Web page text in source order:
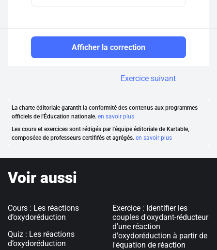
Afficher la correction
Exercice suivant
La charte éditoriale garantit la conformité des contenus aux programmes
officiels de l'Éducation nationale. en savoir plus
Les cours et exercices sont rédigés par l'équipe éditoriale de Kartable,
composéee de professeurs certififés et agrégés. en savoir plus
Voir aussi
Cours : Les réactions
d’oxydoréduction
Quiz : Les réactions
d’oxydoréduction
Exercice : Identifier les
couples d'oxydant-réducteur
d'une réaction
d'oxydoréduction à partir de
l'équation de réaction